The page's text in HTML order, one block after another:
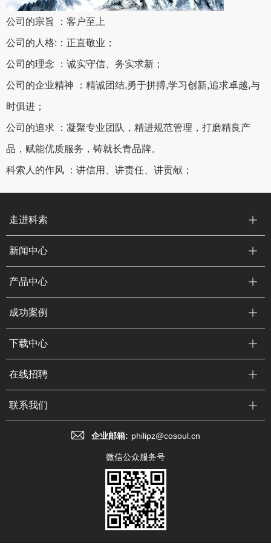
公司的宗旨 ：客户至上
公司的人格:：正直敬业；
公司的理念 ：诚实守信、务实求新；
公司的企业精神 ：精诚团结,勇于拼搏,学习创新,追求卓越,与
时俱进；
公司的追求 ：凝聚专业团队，精进规范管理，打磨精良产
品，赋能优质服务，铸就长青品牌。
科索人的作风 ：讲信用、讲责任、讲贡献；
走进科索
新闻中心
产品中心
成功案例
下载中心
在线招聘
联系我们
企业邮箱: philipz@cosoul.cn
微信公众服务号